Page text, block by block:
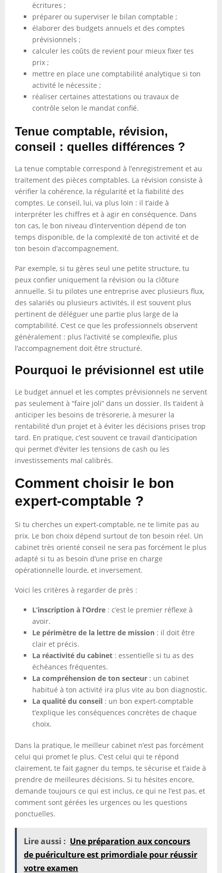
écritures ;
préparer ou superviser le bilan comptable ;
élaborer des budgets annuels et des comptes
prévisionnels ;
calculer les coûts de revient pour mieux fixer tes
prix ;
mettre en place une comptabilité analytique si ton
activité le nécessite ;
réaliser certaines attestations ou travaux de
contrôle selon le mandat confié.
Tenue comptable, révision,
conseil : quelles différences ?
La tenue comptable correspond à l’enregistrement et au
traitement des pièces comptables. La révision consiste à
vérifier la cohérence, la régularité et la fiabilité des
comptes. Le conseil, lui, va plus loin : il t’aide à
interpréter les chiffres et à agir en conséquence. Dans
ton cas, le bon niveau d’intervention dépend de ton
temps disponible, de la complexité de ton activité et de
ton besoin d’accompagnement.
Par exemple, si tu gères seul une petite structure, tu
peux confier uniquement la révision ou la clôture
annuelle. Si tu pilotes une entreprise avec plusieurs flux,
des salariés ou plusieurs activités, il est souvent plus
pertinent de déléguer une partie plus large de la
comptabilité. C’est ce que les professionnels observent
généralement : plus l’activité se complexifie, plus
l’accompagnement doit être structuré.
Pourquoi le prévisionnel est utile
Le budget annuel et les comptes prévisionnels ne servent
pas seulement à “faire joli” dans un dossier. Ils t’aident à
anticiper les besoins de trésorerie, à mesurer la
rentabilité d’un projet et à éviter les décisions prises trop
tard. En pratique, c’est souvent ce travail d’anticipation
qui permet d’éviter les tensions de cash ou les
investissements mal calibrés.
Comment choisir le bon
expert-comptable ?
Si tu cherches un expert-comptable, ne te limite pas au
prix. Le bon choix dépend surtout de ton besoin réel. Un
cabinet très orienté conseil ne sera pas forcément le plus
adapté si tu as besoin d’une prise en charge
opérationnelle lourde, et inversement.
Voici les critères à regarder de près :
L’inscription à l’Ordre : c’est le premier réflexe à
avoir.
Le périmètre de la lettre de mission : il doit être
clair et précis.
La réactivité du cabinet : essentielle si tu as des
échéances fréquentes.
La compréhension de ton secteur : un cabinet
habitué à ton activité ira plus vite au bon diagnostic.
La qualité du conseil : un bon expert-comptable
t’explique les conséquences concrètes de chaque
choix.
Dans la pratique, le meilleur cabinet n’est pas forcément
celui qui promet le plus. C’est celui qui te répond
clairement, te fait gagner du temps, te sécurise et t’aide à
prendre de meilleures décisions. Si tu hésites encore,
demande toujours ce qui est inclus, ce qui ne l’est pas, et
comment sont gérées les urgences ou les questions
ponctuelles.
Lire aussi : Une préparation aux concours
de puériculture est primordiale pour réussir
votre examen